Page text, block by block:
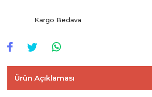
Kargo Bedava
Ürün Açıklaması